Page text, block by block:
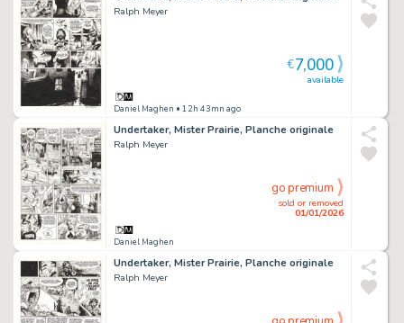
Ralph Meyer
Daniel Maghen • 12h 43mn ago
available
€7,000
Undertaker, Mister Prairie, Planche originale
Ralph Meyer
Daniel Maghen
sold or removed
01/01/2026
go premium
Undertaker, Mister Prairie, Planche originale
Ralph Meyer